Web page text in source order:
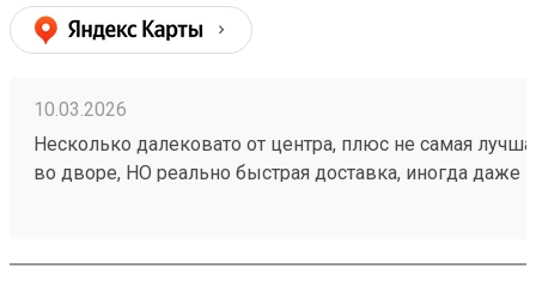
10.03.2026
Несколько далековато от центра, плюс не самая
во дворе, НО реально быстрая доставка, иногда даже